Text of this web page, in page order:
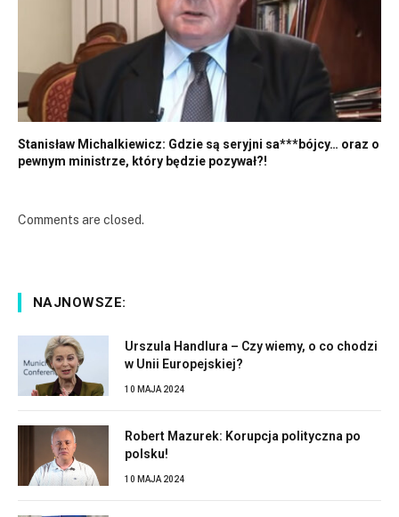
Stanisław Michalkiewicz: Gdzie są seryjni sa***bójcy… oraz o
pewnym ministrze, który będzie pozywał?!
Comments are closed.
NAJNOWSZE:
Urszula Handlura – Czy wiemy, o co chodzi
w Unii Europejskiej?
10 MAJA 2024
Robert Mazurek: Korupcja polityczna po
polsku!
10 MAJA 2024